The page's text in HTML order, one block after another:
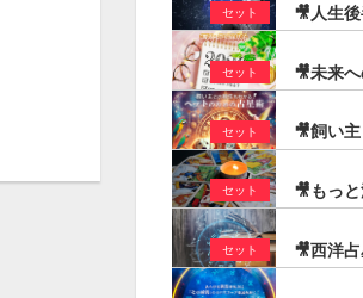
セット
セット
セット
セット
セット